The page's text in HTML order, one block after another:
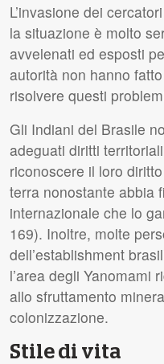
L’invasione dei
la situazione è molto
avvelenati ed esposti
autorità non hanno
risolvere questi
Gli Indiani del Brasile
adeguati diritti
riconoscere il loro
terra nonostante abbia
internazionale che lo
169). Inoltre, molte
dell’establishment
l’area degli Yanomami
allo sfruttamento
colonizzazione.
Stile di vita